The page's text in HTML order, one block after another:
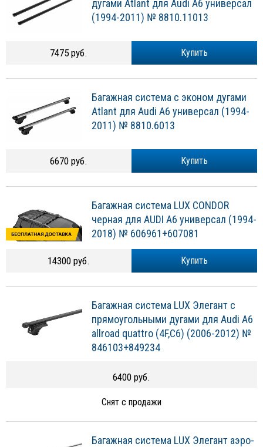
дугами Atlant для Audi A6 универсал
(1994-2011) № 8810.11013
Купить
7475 руб.
Багажная система с эконом дугами
Atlant для Audi A6 универсал (1994-
2011) № 8810.6013
Купить
6670 руб.
Багажная система LUX CONDOR
черная для AUDI A6 универсал (1994-
2018) № 606961+607081
Купить
14300 руб.
Багажная система LUX Элегант с
прямоугольными дугами для Audi A6
allroad quattro (4F,C6) (2006-2012) №
846103+849234
6400 руб.
Снят с продажи
Багажная система LUX Элегант аэро-